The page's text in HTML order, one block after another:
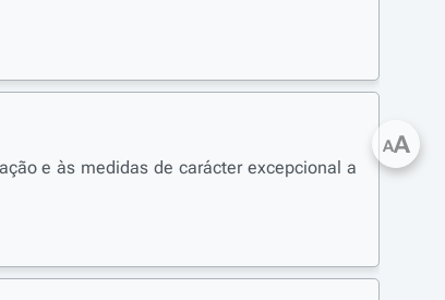
e às medidas de carácter excepcional a
AA